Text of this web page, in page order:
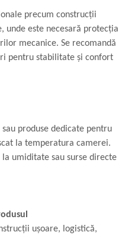
precum construcții
unde este necesară protecția
mecanice. Se recomandă
pentru stabilitate și confort
produse dedicate pentru
la temperatura camerei.
umiditate sau surse directe
ușoare, logistică,